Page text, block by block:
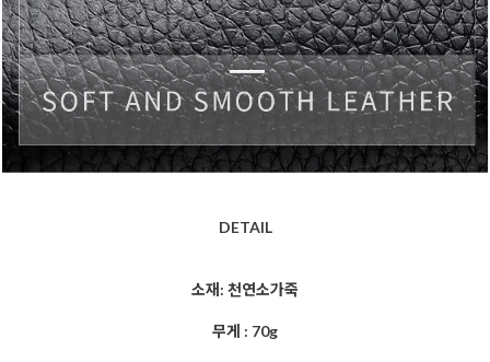
DETAIL
소재: 천연소가죽
무게 : 70g